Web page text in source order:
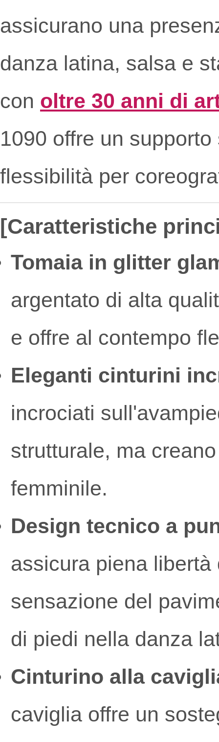
assicurano una
danza latina, salsa e
con oltre 30 anni di
1090 offre un
flessibilità per
[Caratteristiche
Tomaia in glitter
argentato di alta
e offre al contempo
Eleganti cinturini
incrociati
strutturale, ma
femminile.
Design tecnico a
assicura piena
sensazione del
di piedi nella danza
Cinturino alla
caviglia offre un